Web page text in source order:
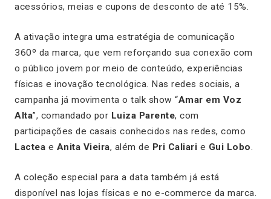
acessórios, meias e cupons de desconto de até 15%.
A ativação integra uma estratégia de comunicação
360º da marca, que vem reforçando sua conexão com
o público jovem por meio de conteúdo, experiências
físicas e inovação tecnológica. Nas redes sociais, a
campanha já movimenta o talk show “Amar em Voz
Alta”, comandado por Luiza Parente, com
participações de casais conhecidos nas redes, como
Lactea e Anita Vieira, além de Pri Caliari e Gui Lobo.
A coleção especial para a data também já está
disponível nas lojas físicas e no e-commerce da marca.